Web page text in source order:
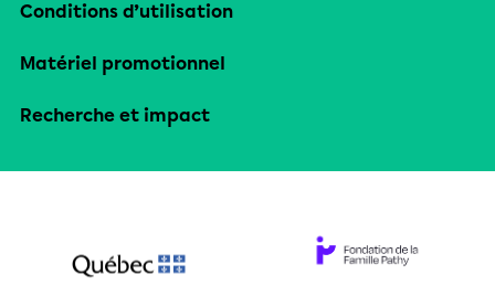
Conditions d’utilisation
Matériel promotionnel
Recherche et impact